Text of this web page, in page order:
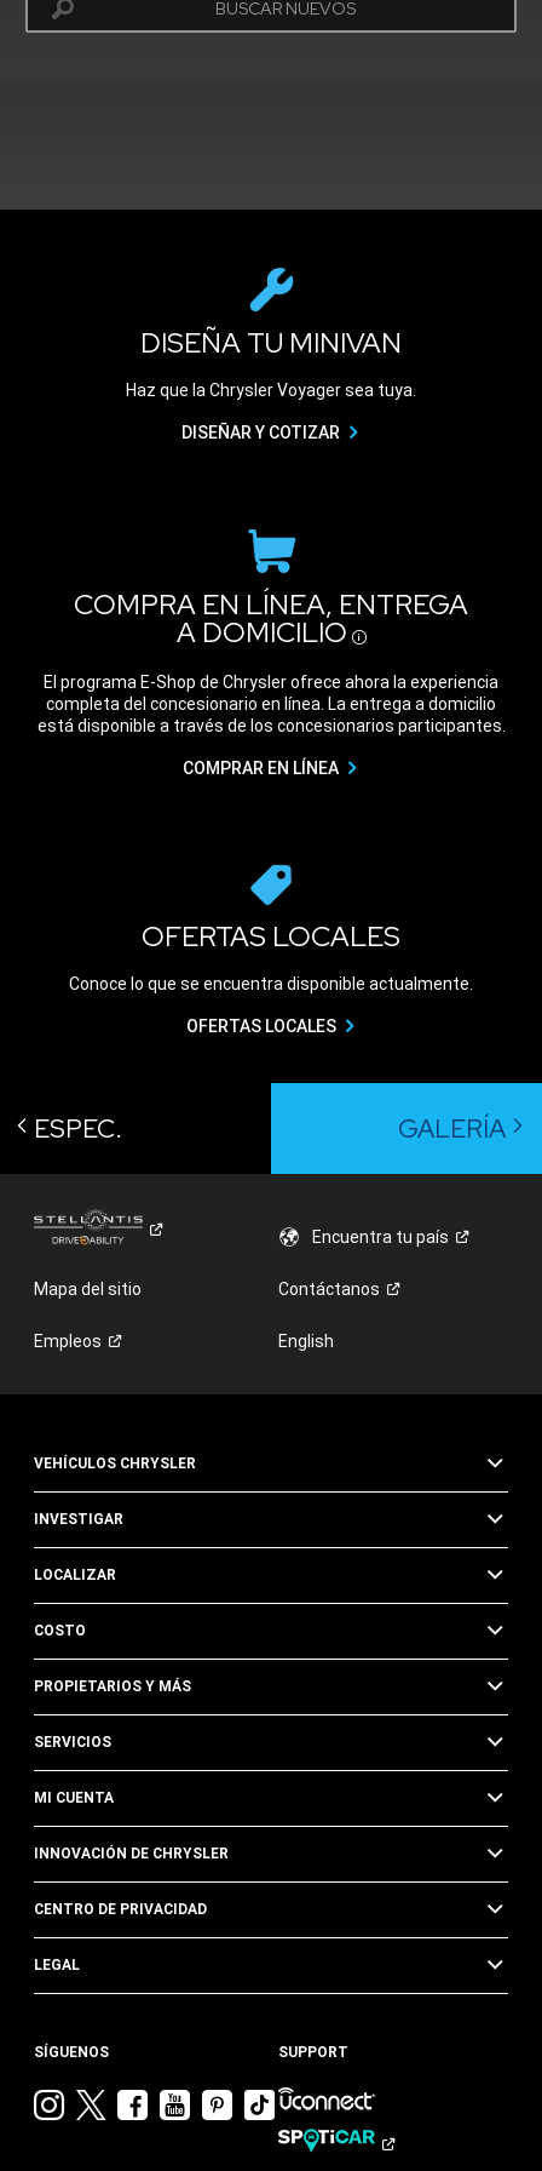
BUSCAR NUEVOS
DISEÑA TU MINIVAN
Haz que la Chrysler Voyager sea tuya.
DISEÑAR Y COTIZAR
COMPRA EN LÍNEA, ENTREGA
A DOMICILIO Disclosure
El programa E-Shop de Chrysler ofrece ahora la experiencia
completa del concesionario en línea. La entrega a domicilio
está disponible a través de los concesionarios participantes.
COMPRAR EN LÍNEA
OFERTAS LOCALES
Conoce lo que se encuentra disponible actualmente.
OFERTAS LOCALES
ESPEC. GALERÍA
Encuentra tupaís
Mapa del sitio Contáctanos
Empleos English
VEHÍCULOS CHRYSLER
INVESTIGAR
LOCALIZAR
COSTO
PROPIETARIOS Y MÁS
SERVICIOS
MI CUENTA
INNOVACIÓN DE CHRYSLER
CENTRO DE PRIVACIDAD
LEGAL
SÍGUENOS
VisitarVisitarVisitar
Chrysler en
Visitar
Chrysler en
Visitar
Chrysler en
Visita
Chrysler
SUPPORT